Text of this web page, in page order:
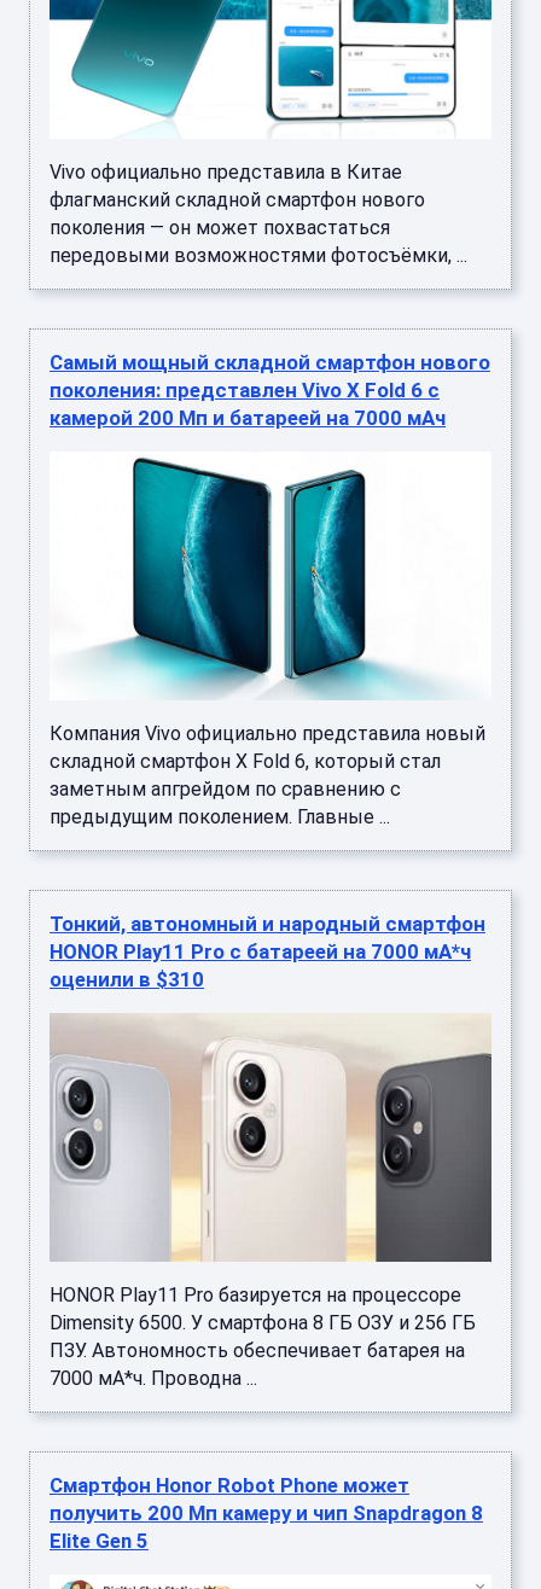
Vivo официально представила в Китае
флагманский складной смартфон нового
поколения — он может похвастаться
передовыми возможностями фотосъёмки, ...
Самый мощный складной смартфон нового
поколения: представлен Vivo X Fold 6 с
камерой 200 Мп и батареей на 7000 мАч
Компания Vivo официально представила новый
складной смартфон X Fold 6, который стал
заметным апгрейдом по сравнению с
предыдущим поколением. Главные ...
Тонкий, автономный и народный смартфон
HONOR Play11 Pro с батареей на 7000 мА*ч
оценили в $310
HONOR Play11 Pro базируется на процессоре
Dimensity 6500. У смартфона 8 ГБ ОЗУ и 256 ГБ
ПЗУ. Автономность обеспечивает батарея на
7000 мА*ч. Проводна ...
Смартфон Honor Robot Phone может
получить 200 Мп камеру и чип Snapdragon 8
Elite Gen 5